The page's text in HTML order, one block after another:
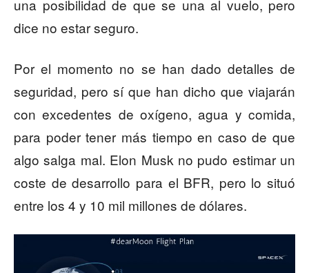
una posibilidad de que se una al vuelo, pero
dice no estar seguro.
Por el momento no se han dado detalles de
seguridad, pero sí que han dicho que viajarán
con excedentes de oxígeno, agua y comida,
para poder tener más tiempo en caso de que
algo salga mal. Elon Musk no pudo estimar un
coste de desarrollo para el BFR, pero lo situó
entre los 4 y 10 mil millones de dólares.